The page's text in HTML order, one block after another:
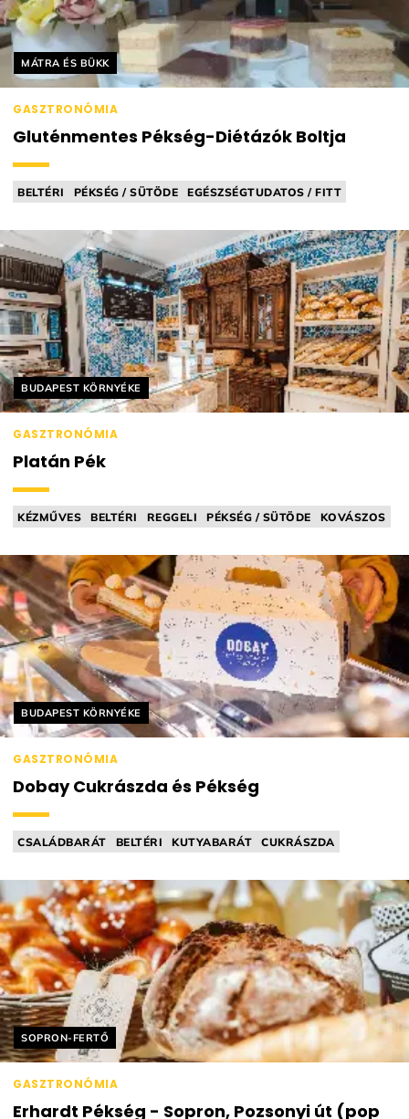
Helyszín címkék:
MÁTRA ÉS BÜKK
GASZTRONÓMIA
Gluténmentes Pékség-Diétázók Boltja
BELTÉRI PÉKSÉG / SÜTÖDE
EGÉSZSÉGTUDATOS / FITT
Helyszín címkék:
BUDAPEST KÖRNYÉKE
GASZTRONÓMIA
Platán Pék
KÉZMŰVES BELTÉRI REGGELI PÉKSÉG / SÜTÖDE KOVÁSZOS
Helyszín címkék:
BUDAPEST KÖRNYÉKE
GASZTRONÓMIA
Dobay Cukrászda és Pékség
CSALÁDBARÁT BELTÉRI KUTYABARÁT
CUKRÁSZDA
Helyszín címkék:
SOPRON-FERTŐ
GASZTRONÓMIA
Erhardt Pékség - Sopron, Pozsonyi út (pop